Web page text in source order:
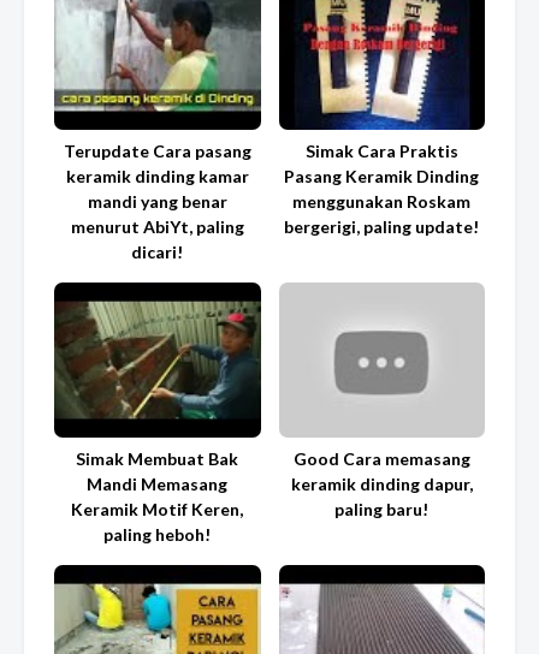
Terupdate Cara pasang
keramik dinding kamar
mandi yang benar
menurut AbiYt, paling
dicari!
Simak Cara Praktis
Pasang Keramik Dinding
menggunakan Roskam
bergerigi, paling update!
Simak Membuat Bak
Mandi Memasang
Keramik Motif Keren,
paling heboh!
Good Cara memasang
keramik dinding dapur,
paling baru!